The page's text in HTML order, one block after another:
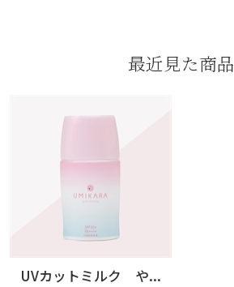
最近見た商品
UVカットミルク や...